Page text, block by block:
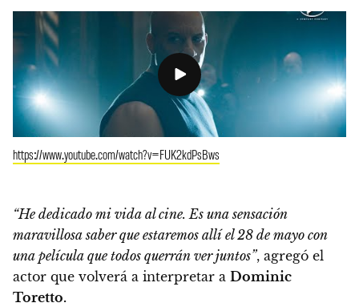
https://www.youtube.com/watch?v=FUK2kdPsBws
“He dedicado mi vida al cine. Es una sensación
maravillosa saber que estaremos allí el 28 de mayo con
una película que todos querrán ver juntos”, agregó el
actor que volverá a interpretar a Dominic
Toretto.